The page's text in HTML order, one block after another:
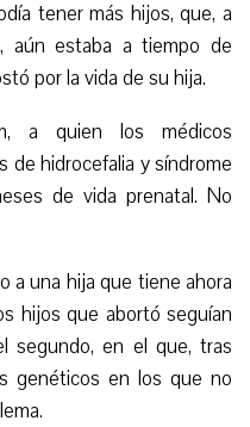
tener más hijos, que, a
aún estaba a tiempo de
por la vida de su hija.
a quien los médicos
de hidrocefalia y síndrome
de vida prenatal. No
a una hija que tiene ahora
hijos que abortó seguían
segundo, en el que, tras
genéticos en los que no